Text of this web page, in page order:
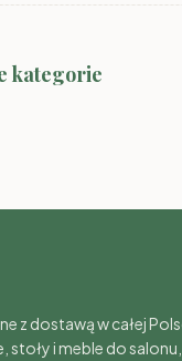
kategorie
z dostawą w całej
stoły i meble do